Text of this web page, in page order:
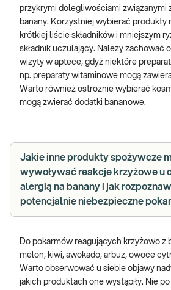
przykrymi dolegliwościami związanymi
banany. Korzystniej wybierać produkty
krótkiej liście składników i mniejszym
składnik uczulający. Należy zachować
wizyty w aptece, gdyż niektóre
np. preparaty witaminowe mogą
Warto również ostrożnie wybierać
mogą zwierać dodatki bananowe.
Jakie inne produkty spożywcze
wywoływać reakcje krzyżowe u
alergią na banany i jak
potencjalnie niebezpieczne
Do pokarmów reagujących krzyżowo z
melon, kiwi, awokado, arbuz, owoce
Warto obserwować u siebie objawy
jakich produktach one wystąpiły. Nie